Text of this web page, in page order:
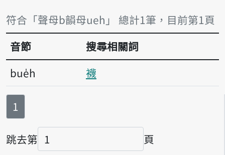
符合「聲母b韻母ueh」 總計1筆，目前第1頁
音節
搜尋相關詞
bue̍h
襪
第
1
跳去第
頁碼
頁